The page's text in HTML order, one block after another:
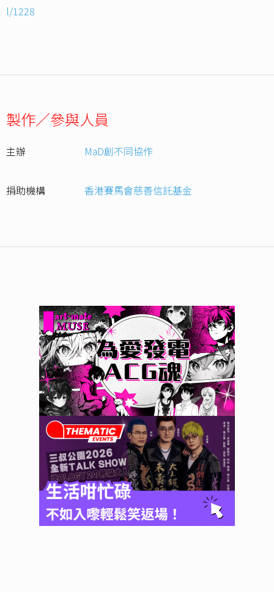
l/1228
製作／參與人員
主辦 MaD創不同協作
捐助機構 香港賽馬會慈善信託基金